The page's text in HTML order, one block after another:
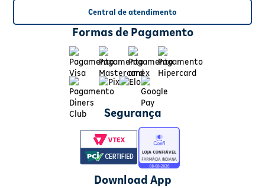
Central de atendimento
Formas de Pagamento
Segurança
Download App